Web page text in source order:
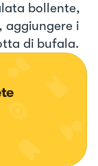
bollente,
i
di bufala.